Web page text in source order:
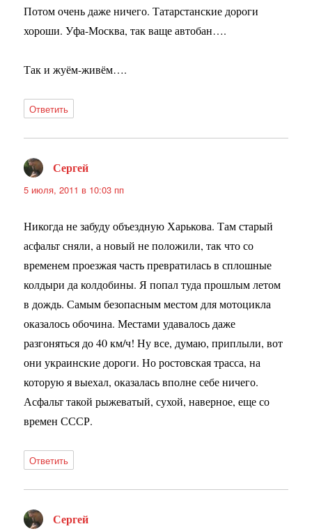
Потом очень даже ничего. Татарстанские дороги
хороши. Уфа-Москва, так ваще автобан….
Так и жуём-живём….
Ответить
Сергей
5 июля, 2011 в 10:03 пп
Никогда не забуду объездную Харькова. Там старый
асфальт сняли, а новый не положили, так что со
временем проезжая часть превратилась в сплошные
колдыри да колдобины. Я попал туда прошлым летом
в дождь. Самым безопасным местом для мотоцикла
оказалось обочина. Местами удавалось даже
разгоняться до 40 км/ч! Ну все, думаю, приплыли, вот
они украинские дороги. Но ростовская трасса, на
которую я выехал, оказалась вполне себе ничего.
Асфальт такой рыжеватый, сухой, наверное, еще со
времен СССР.
Ответить
Сергей